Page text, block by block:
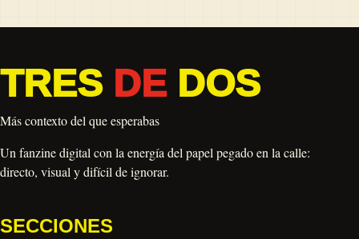
TRES DEDOS
Más contexto del que esperabas
Un fanzine digital con la energía del papel pegado en la calle:
directo, visual y difícil de ignorar.
SECCIONES